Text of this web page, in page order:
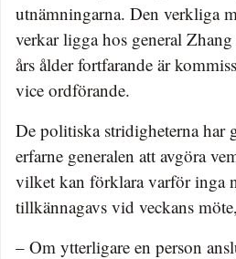
utnämningarna. Den verkliga
verkar ligga hos general
års ålder fortfarande är
vice ordförande.
De politiska stridigheterna har
erfarne generalen att avgöra
vilket kan förklara varför inga
tillkännagavs vid veckans
– Om ytterligare en person